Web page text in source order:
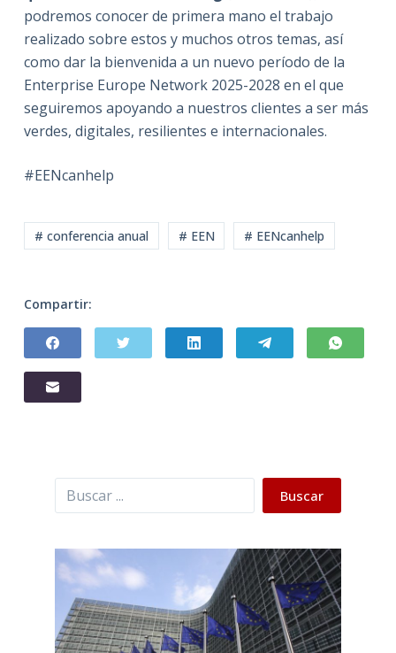
podremos conocer de primera mano el trabajo
realizado sobre estos y muchos otros temas, así
como dar la bienvenida a un nuevo período de la
Enterprise Europe Network 2025-2028 en el que
seguiremos apoyando a nuestros clientes a ser más
verdes, digitales, resilientes e internacionales.
#EENcanhelp
# conferencia anual # EEN # EENcanhelp
Compartir:
Buscar Buscar